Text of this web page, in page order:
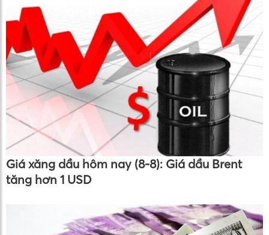
Giá xăng dầu hôm nay (8-8): Giá dầu Brent
tăng hơn 1 USD